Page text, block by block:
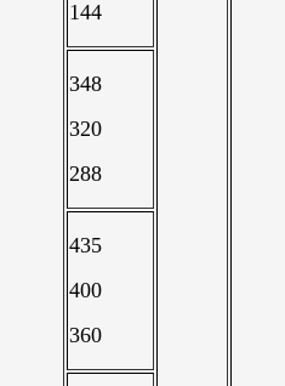
144
348
320
288
435
400
360